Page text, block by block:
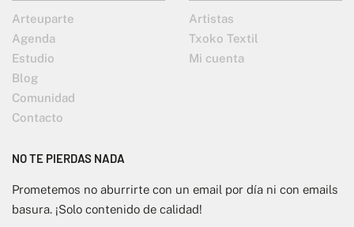
Arteuparte
Agenda
Estudio
Blog
Comunidad
Contacto
Artistas
Txoko Textil
Mi cuenta
NO TE PIERDAS NADA
Prometemos no aburrirte con un email por día ni con emails
basura. ¡Solo contenido de calidad!